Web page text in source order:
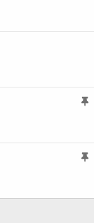
K
tK
s